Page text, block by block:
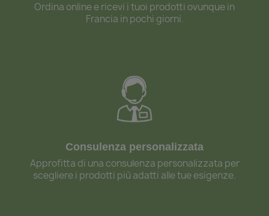
Ordina online e ricevi i tuoi prodotti ovunque in
Francia in pochi giorni.
Consulenza personalizzata
Approfitta di una consulenza personalizzata per
scegliere i prodotti più adatti alle tue esigenze.